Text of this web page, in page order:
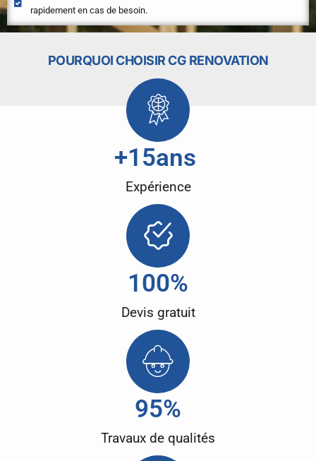
rapidement en cas de besoin.
POURQUOI CHOISIR CG RENOVATION
Expérience
+15ans
Devis gratuit
100%
Travaux de qualités
95%